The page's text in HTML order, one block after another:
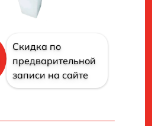
Скидка по
предварительной
записи на сайте